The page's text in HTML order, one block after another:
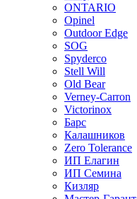
ONTARIO
Opinel
Outdoor Edge
SOG
Spyderco
Stell Will
Old Bear
Verney-Carron
Victorinox
Барс
Калашников
Zero Tolerance
ИП Елагин
ИП Семина
Кизляр